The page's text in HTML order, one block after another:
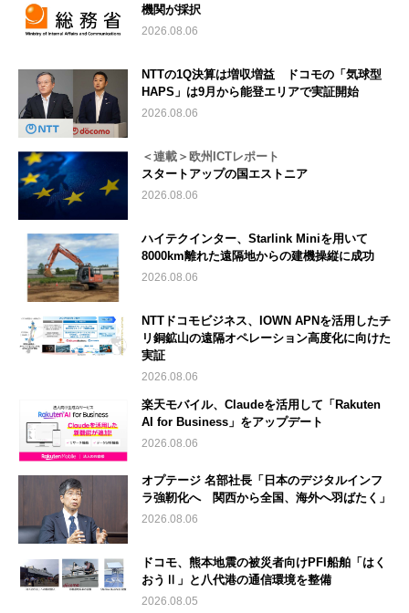
機関が採択
2026.08.06
NTTの1Q決算は増収増益 ドコモの「気球型
HAPS」は9月から能登エリアで実証開始
2026.08.06
＜連載＞欧州ICTレポート
スタートアップの国エストニア
2026.08.06
ハイテクインター、Starlink Miniを用いて
8000km離れた遠隔地からの建機操縦に成功
2026.08.06
NTTドコモビジネス、IOWN APNを活用したチ
リ銅鉱山の遠隔オペレーション高度化に向けた
実証
2026.08.06
楽天モバイル、Claudeを活用して「Rakuten
AI for Business」をアップデート
2026.08.06
オプテージ 名部社長「日本のデジタルインフ
ラ強靭化へ 関西から全国、海外へ羽ばたく」
2026.08.06
ドコモ、熊本地震の被災者向けPFI船舶「はく
おうⅡ」と八代港の通信環境を整備
2026.08.05